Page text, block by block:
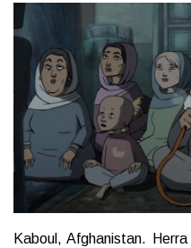
Kaboul, Afghanistan.